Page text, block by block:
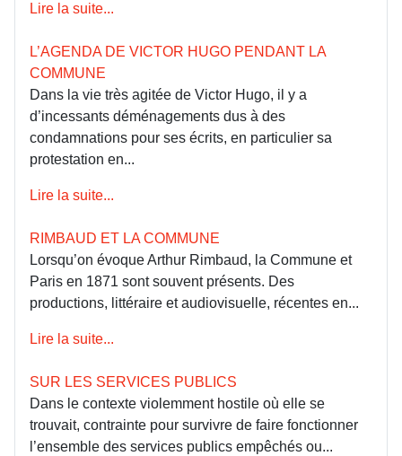
Lire la suite...
L’AGENDA DE VICTOR HUGO PENDANT LA
COMMUNE
Dans la vie très agitée de Victor Hugo, il y a
d’incessants déménagements dus à des
condamnations pour ses écrits, en particulier sa
protestation en...
Lire la suite...
RIMBAUD ET LA COMMUNE
Lorsqu’on évoque Arthur Rimbaud, la Commune et
Paris en 1871 sont souvent présents. Des
productions, littéraire et audiovisuelle, récentes en...
Lire la suite...
SUR LES SERVICES PUBLICS
Dans le contexte violemment hostile où elle se
trouvait, contrainte pour survivre de faire fonctionner
l’ensemble des services publics empêchés ou...